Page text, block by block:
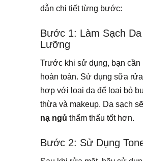
dẫn chi tiết từng bước:
Bước 1: Làm Sạch
Lưỡng
Trước khi sử dụng, bạn cần
hoàn toàn. Sử dụng sữa
hợp với loại da để loại bỏ
thừa và makeup. Da sạch
nạ ngủ thẩm thấu tốt hơn.
Bước 2: Sử Dụng